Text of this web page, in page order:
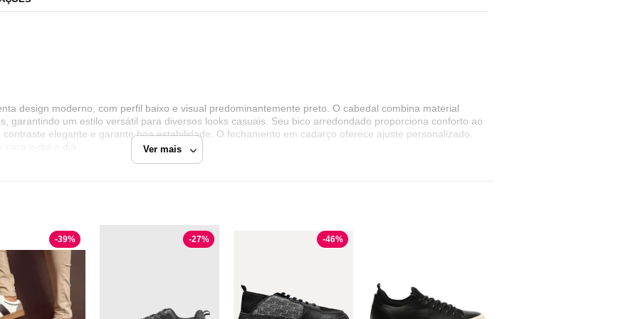
Dafiti
Razão Social
Ver mais
design moderno, com perfil baixo e visual predominantemente preto. O cabedal combina material
garantindo um estilo versátil para diversos looks casuais. Seu bico arredondado proporciona conforto ao
elegante e garante boa estabilidade. O fechamento em cadarço oferece ajuste personalizado,
visual contemporâneo e praticidade no uso diário. A marca Calvin Klein traz sofisticação ao modelo, com
casual e o tornam versátil para diferentes estilos.
-39% -27% -46%